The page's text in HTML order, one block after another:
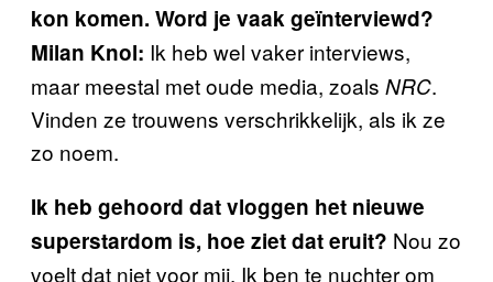
kon komen. Word je vaak geïnterviewd?
Milan Knol: Ik heb wel vaker interviews,
maar meestal met oude media, zoals NRC.
Vinden ze trouwens verschrikkelijk, als ik ze
zo noem.
Ik heb gehoord dat vloggen het nieuwe
superstardom is, hoe ziet dat eruit? Nou zo
voelt dat niet voor mij. Ik ben te nuchter om